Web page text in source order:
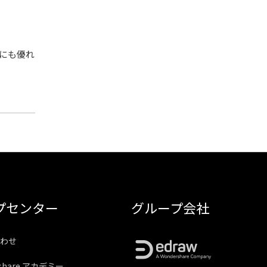
も優れ
センター
せ
グループ会社